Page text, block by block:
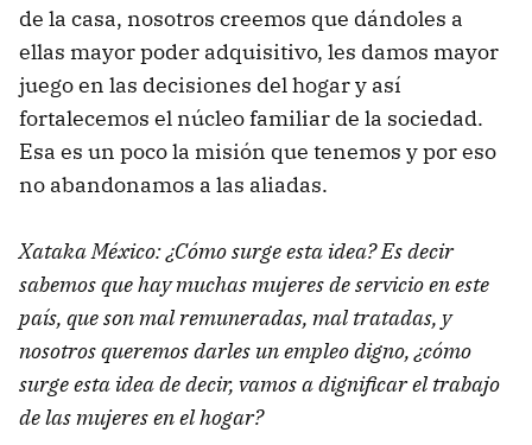
de la casa, nosotros creemos que dándoles a
ellas mayor poder adquisitivo, les damos mayor
juego en las decisiones del hogar y así
fortalecemos el núcleo familiar de la sociedad.
Esa es un poco la misión que tenemos y por eso
no abandonamos a las aliadas.
Xataka México: ¿Cómo surge esta idea? Es decir
sabemos que hay muchas mujeres de servicio en este
país, que son mal remuneradas, mal tratadas, y
nosotros queremos darles un empleo digno, ¿cómo
surge esta idea de decir, vamos a dignificar el trabajo
de las mujeres en el hogar?